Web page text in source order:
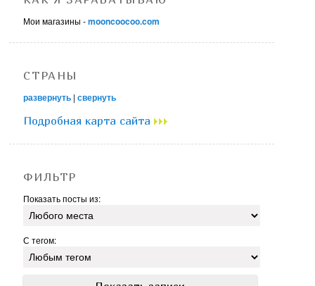
Мои магазины -mooncoocoo.com
СТРАНЫ
развернуть |свернуть
Подробная карта сайта
ФИЛЬТР
Показать посты из:
С тегом: